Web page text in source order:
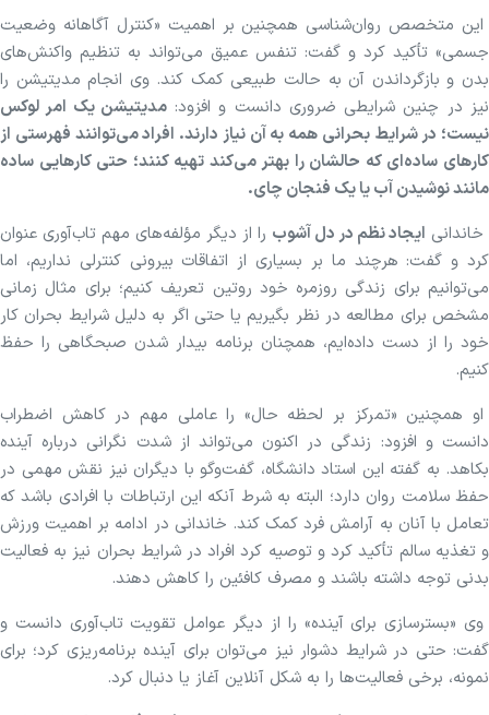
این متخصص روان‌شناسی همچنین بر اهمیت «کنترل آگاهانه وضعیت
جسمی» تأکید کرد و گفت: تنفس عمیق می‌تواند به تنظیم واکنش‌های
بدن و بازگرداندن آن به حالت طبیعی کمک کند. وی انجام مدیتیشن را
نیز در چنین شرایطی ضروری دانست و افزود:مدیتیشن یک امر لوکس
نیست؛ در شرایط بحرانی همه به آن نیاز دارند. افراد می‌توانند فهرستی از
کار‌های ساده‌ای که حالشان را بهتر می‌کند تهیه کنند؛ حتی کار‌هایی ساده
مانند نوشیدن آب یا یک فنجان چای.
خاندانی ایجاد نظم در دل آشوب را از دیگر مؤلفه‌های مهم تاب‌آوری عنوان
کرد و گفت: هرچند ما بر بسیاری از اتفاقات بیرونی کنترلی نداریم، اما
می‌توانیم برای زندگی روزمره خود روتین تعریف کنیم؛ برای مثال زمانی
مشخص برای مطالعه در نظر بگیریم یا حتی اگر به دلیل شرایط بحران کار
خود را از دست داده‌ایم، همچنان برنامه بیدار شدن صبحگاهی را حفظ
کنیم.
او همچنین «تمرکز بر لحظه حال» را عاملی مهم در کاهش اضطراب
دانست و افزود: زندگی در اکنون می‌تواند از شدت نگرانی درباره آینده
بکاهد. به گفته این استاد دانشگاه، گفت‌و‌گو با دیگران نیز نقش مهمی در
حفظ سلامت روان دارد؛ البته به شرط آنکه این ارتباطات با افرادی باشد که
تعامل با آنان به آرامش فرد کمک کند. خاندانی در ادامه بر اهمیت ورزش
و تغذیه سالم تأکید کرد و توصیه کرد افراد در شرایط بحران نیز به فعالیت
بدنی توجه داشته باشند و مصرف کافئین را کاهش دهند.
وی «بسترسازی برای آینده» را از دیگر عوامل تقویت تاب‌آوری دانست و
گفت: حتی در شرایط دشوار نیز می‌توان برای آینده برنامه‌ریزی کرد؛ برای
نمونه، برخی فعالیت‌ها را به شکل آنلاین آغاز یا دنبال کرد.